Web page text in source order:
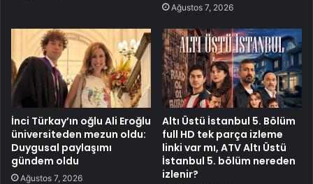
Ağustos 7, 2026
İnci Türkay’ın oğlu Ali Eroğlu
üniversiteden mezun oldu:
Duygusal paylaşımı
gündem oldu
Ağustos 7, 2026
Altı Üstü İstanbul 5. Bölüm
full HD tek parça izleme
linki var mı, ATV Altı Üstü
İstanbul 5. bölüm nereden
izlenir?